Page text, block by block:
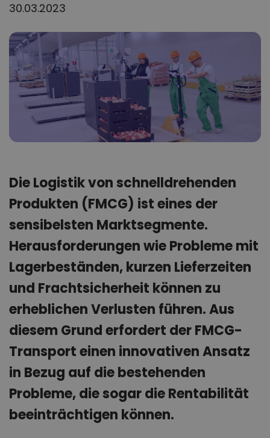
30.03.2023
Die Logistik von schnelldrehenden
Produkten (FMCG) ist eines der
sensibelsten Marktsegmente.
Herausforderungen wie Probleme mit
Lagerbeständen, kurzen Lieferzeiten
und Frachtsicherheit können zu
erheblichen Verlusten führen. Aus
diesem Grund erfordert der FMCG-
Transport einen innovativen Ansatz
in Bezug auf die bestehenden
Probleme, die sogar die Rentabilität
beeinträchtigen können.